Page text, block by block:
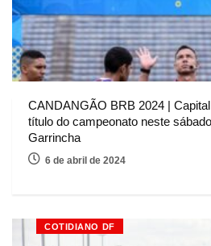
CANDANGÃO BRB 2024 |
título do campeonato neste
Garrincha
6 de abril de 2024
COTIDIANO DF